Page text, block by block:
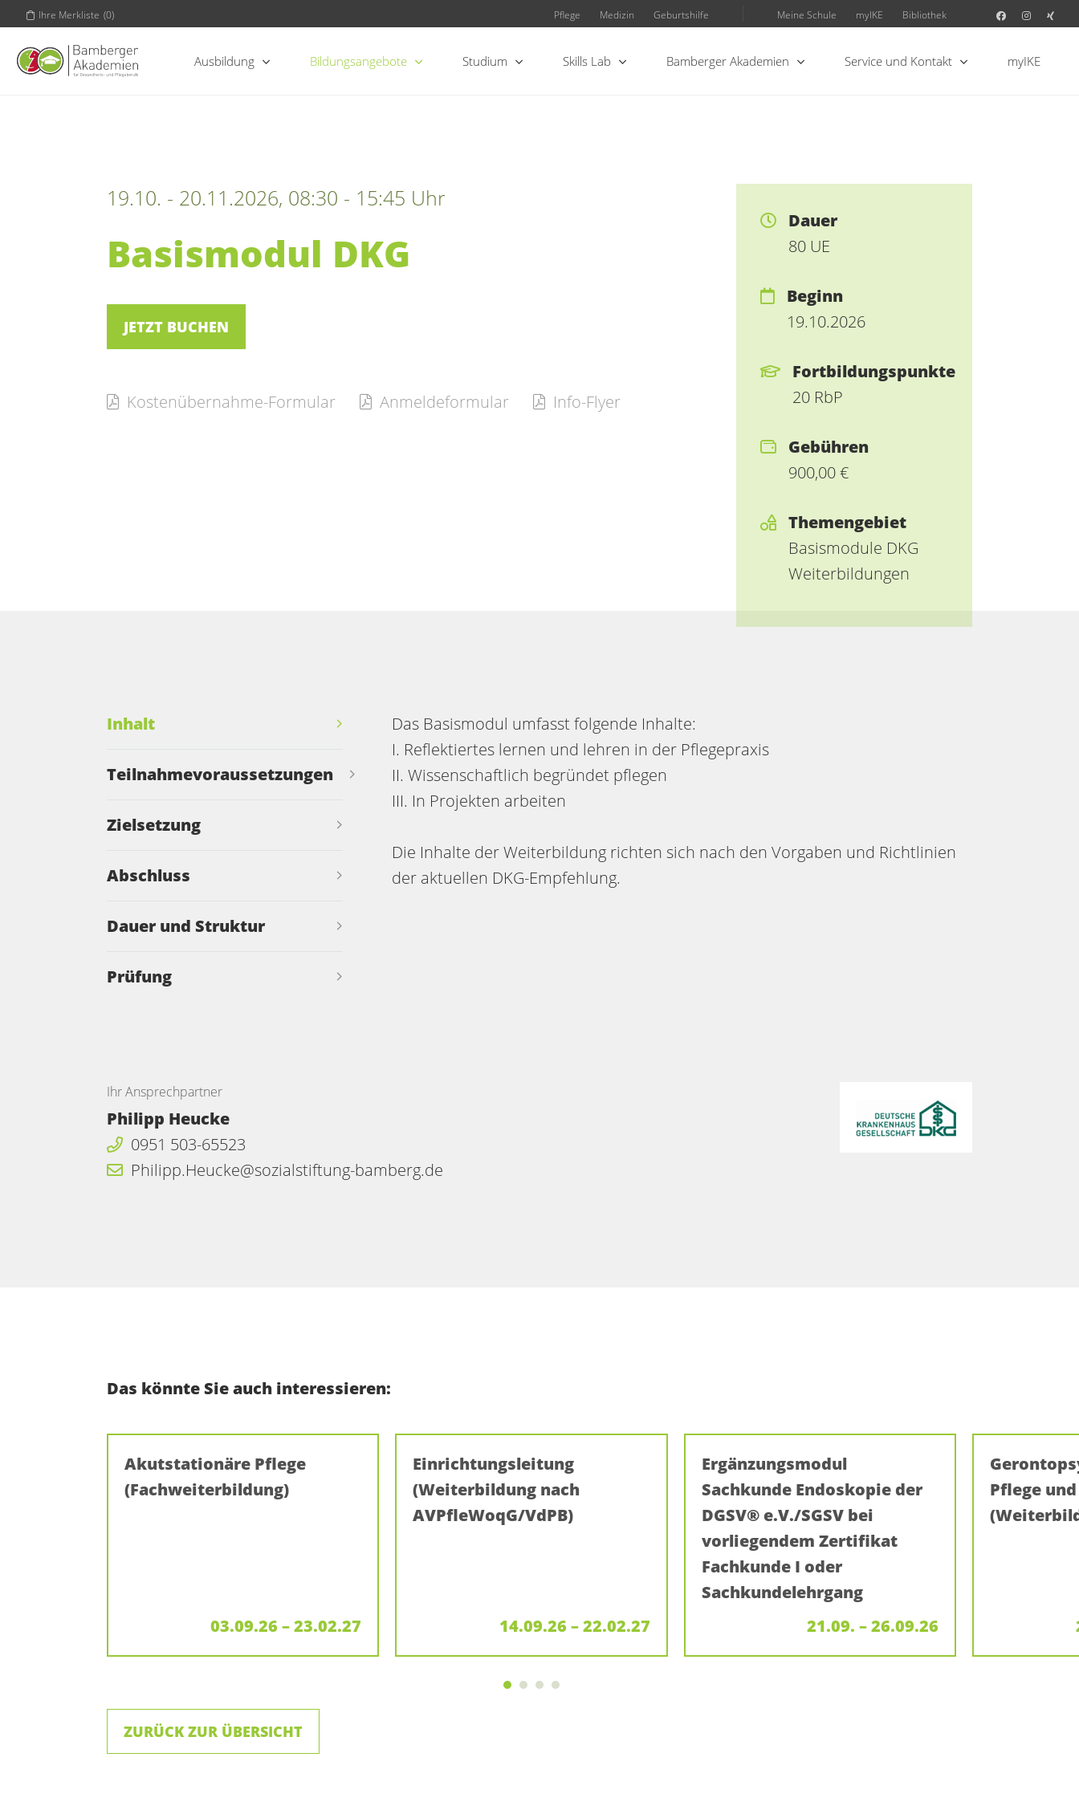
Ihre Merkliste (0) Pflege Medizin Geburtshilfe Meine Schule myIKE Bibliothek
Ausbildung Bildungsangebote Studium Skills Lab Bamberger Akademien Service und Kontakt myIKE
19.10. - 20.11.2026, 08:30 - 15:45 Uhr
Basismodul DKG
JETZT BUCHEN
Kostenübernahme-Formular Anmeldeformular Info-Flyer
Dauer
80 UE
Beginn
19.10.2026
Fortbildungspunkte
20 RbP
Gebühren
900,00 €
Themengebiet
Basismodule DKG
Weiterbildungen
Inhalt
Teilnahmevoraussetzungen
Zielsetzung
Abschluss
Dauer und Struktur
Prüfung
Das Basismodul umfasst folgende Inhalte:
I. Reflektiertes lernen und lehren in der Pflegepraxis
II. Wissenschaftlich begründet pflegen
III. In Projekten arbeiten
Die Inhalte der Weiterbildung richten sich nach den Vorgaben und Richtlinien
der aktuellen DKG-Empfehlung.
Ihr Ansprechpartner
Philipp Heucke
0951 503-65523
Philipp.Heucke@sozialstiftung-bamberg.de
Das könnte Sie auch interessieren:
Akutstationäre Pflege
(Fachweiterbildung)
03.09.26 – 23.02.27
Einrichtungsleitung
(Weiterbildung nach
AVPfleWoqG/VdPB)
14.09.26 – 22.02.27
Ergänzungsmodul
Sachkunde Endoskopie der
DGSV® e.V./SGSV bei
vorliegendem Zertifikat
Fachkunde I oder
Sachkundelehrgang
21.09. – 26.09.26
Pflege
ZURÜCK ZUR ÜBERSICHT